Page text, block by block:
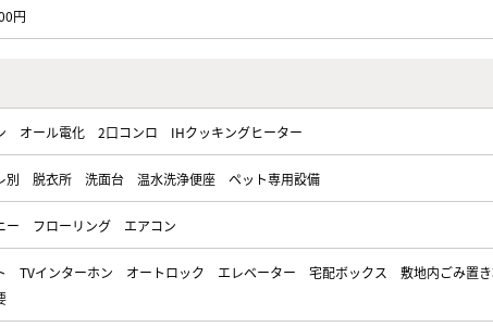
円
オール電化 2口コンロ IHクッキングヒーター
別 脱衣所 洗面台 温水洗浄便座 ペット専用設備
ー フローリング エアコン
TVインターホン オートロック エレベーター 宅配ボックス 敷地内ごみ置